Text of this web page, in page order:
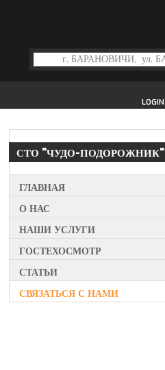
LOGIN
СТО "ЧУДО-ПОДОРОЖНИК"
ГЛАВНАЯ
О НАС
НАШИ УСЛУГИ
ГОСТЕХОСМОТР
СТАТЬИ
СВЯЗАТЬСЯ С НАМИ